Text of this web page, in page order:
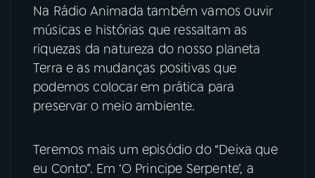
TikTok
Na Rádio Animada também vamos ouvir
músicas e histórias que ressaltam as
riquezas da natureza do nosso planeta
Terra e as mudanças positivas que
podemos colocar em prática para
preservar o meio ambiente.
Teremos mais um episódio do “Deixa que
eu Conto”. Em ‘O Principe Serpente’, a